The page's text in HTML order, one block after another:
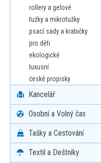
rollery a gelové
tužky a mikrotužky
psací sady a krabičky
pro děti
ekologické
luxusní
české propisky
Kancelář
Osobní a Volný čas
Tašky a Cestování
Textil a Deštníky